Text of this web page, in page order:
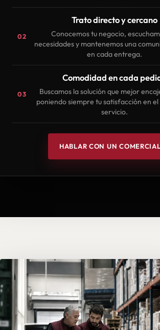
02
Trato directo y cercano
Conocemos tu negocio,
necesidades y mantenemos una
en cada entrega.
03
Comodidad en cada
Buscamos la solución que mejor
poniendo siempre tu satisfacción en
servicio.
HABLAR CON UN